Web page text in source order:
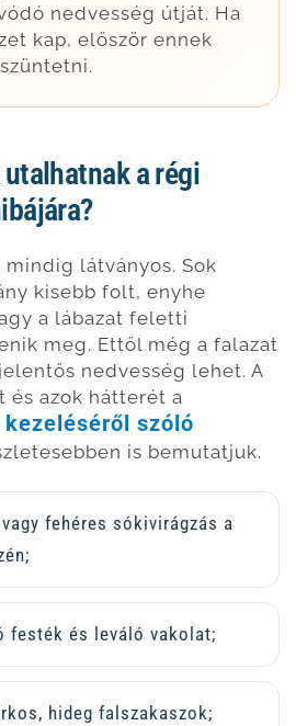
nedvesség útját. Ha
kap, először ennek
a régi
látványos. Sok
kisebb folt, enyhe
a lábazat feletti
meg. Ettől még a falazat
nedvesség lehet. A
és azok hátterét a
szóló
is bemutatjuk.
fehéres sókivirágzás a
festék és leváló vakolat;
hideg falszakaszok;